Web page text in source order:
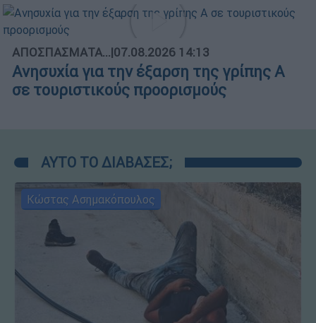
ΑΠΟΣΠΑΣΜΑΤΑ...|07.08.2026 14:13
Ανησυχία για την έξαρση της γρίπης Α
σε τουριστικούς προορισμούς
ΑΥΤΟ ΤΟ ΔΙΑΒΑΣΕΣ;
Κώστας Ασημακόπουλος